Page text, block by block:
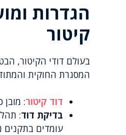
הגדרות
קיטור
בעולם דודי הקיטור,
המסגרת החוקית
דוד קיטור:
בדיקת דוד:
עומדים בתקנים